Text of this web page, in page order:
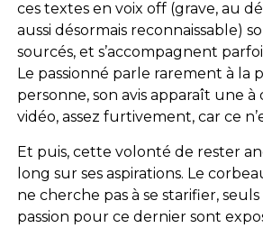
ces textes en voix off (grave, au
aussi désormais reconnaissable)
sourcés, et s’accompagnent
Le passionné parle rarement à la
personne, son avis apparaît une à
vidéo, assez furtivement, car ce
Et puis, cette volonté de rester
long sur ses aspirations. Le
ne cherche pas à se starifier,
passion pour ce dernier sont